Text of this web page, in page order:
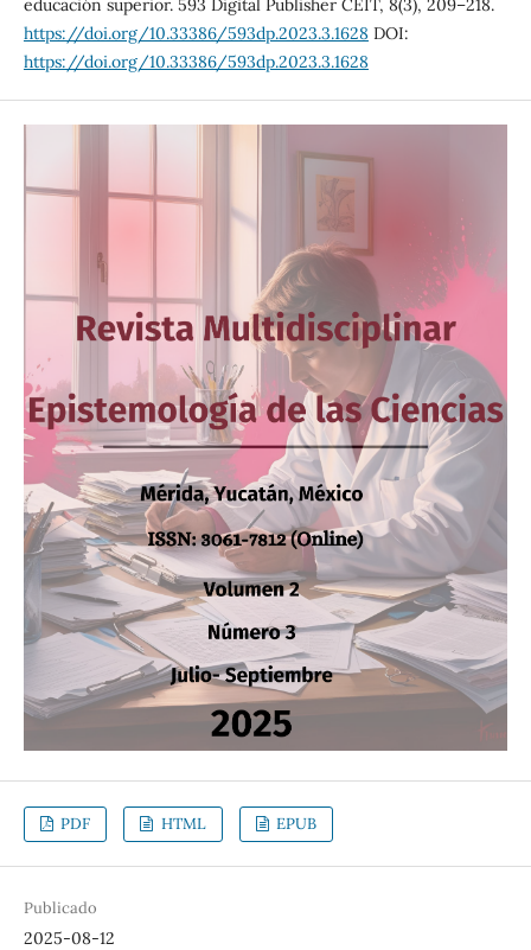
educación superior. 593 Digital Publisher CEIT, 8(3), 209–218.
https://doi.org/10.33386/593dp.2023.3.1628DOI:
https://doi.org/10.33386/593dp.2023.3.1628
PDF HTML EPUB
Publicado
2025-08-12